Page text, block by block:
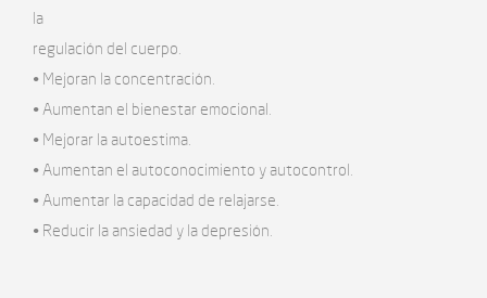
la
regulación del cuerpo.
• Mejoran la concentración.
• Aumentan el bienestar emocional.
• Mejorar la autoestima.
• Aumentan el autoconocimiento y autocontrol.
• Aumentar la capacidad de relajarse.
• Reducir la ansiedad y la depresión.